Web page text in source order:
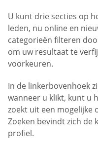
U kunt drie secties op
leden, nu online en
categorieën filteren
om uw resultaat te
voorkeuren.
In de linkerbovenhoek
wanneer u klikt, kunt u
zoekt uit een mogelijke
Zoeken bevindt zich de
profiel.